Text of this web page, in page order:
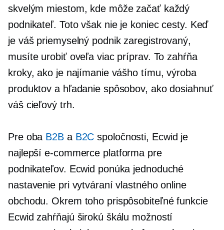
skvelým miestom, kde môže začať každý
podnikateľ. Toto však nie je koniec cesty. Keď
je váš priemyselný podnik zaregistrovaný,
musíte urobiť oveľa viac príprav. To zahŕňa
kroky, ako je najímanie vášho tímu, výroba
produktov a hľadanie spôsobov, ako dosiahnuť
váš cieľový trh.
Pre oba B2Ba B2C spoločnosti, Ecwid je
najlepšíe-commerce platforma pre
podnikateľov. Ecwid ponúka jednoduché
nastavenie pri vytváraní vlastného online
obchodu. Okrem toho prispôsobiteľné funkcie
Ecwid zahŕňajú širokú škálu možností